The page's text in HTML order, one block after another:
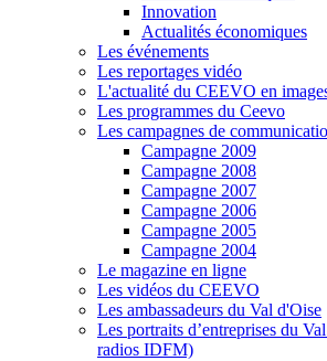
Innovation
Actualités économiques
Les événements
Les reportages vidéo
L'actualité du CEEVO en
Les programmes du Ceevo
Les campagnes de
Campagne 2009
Campagne 2008
Campagne 2007
Campagne 2006
Campagne 2005
Campagne 2004
Le magazine en ligne
Les vidéos du CEEVO
Les ambassadeurs du Val d'Oise
Les portraits d’entreprises du
radios IDFM)